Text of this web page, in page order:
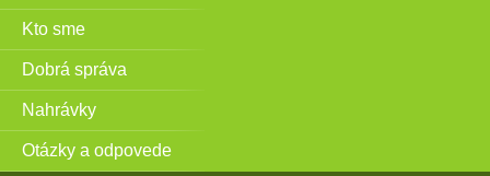
Kto sme
Dobrá správa
Nahrávky
Otázky a odpovede